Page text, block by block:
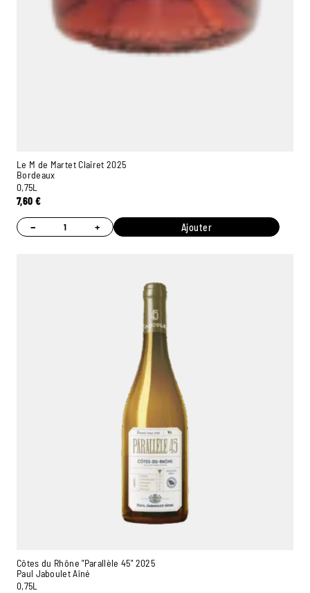
Le M de Martet Clairet 2025
Bordeaux
0,75L
7,60 €
− + Ajouter
Côtes du Rhône "Parallèle 45" 2025
Paul Jaboulet Aîné
0,75L